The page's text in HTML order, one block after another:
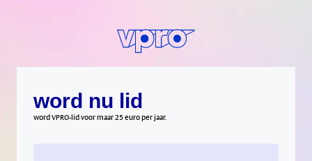
word nu lid
word VPRO-lid voor maar 25 euro per jaar.